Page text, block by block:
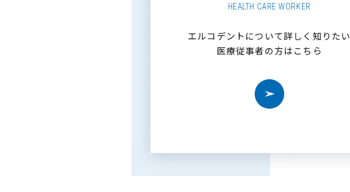
*
HEALTH CARE WORKER
エルコデントについて詳しく知りたい
医療従事者の方はこちら
＞